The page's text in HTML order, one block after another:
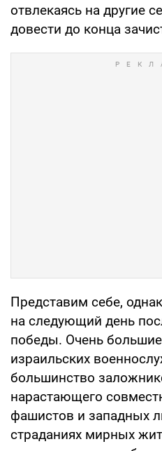
отвлекаясь на другие
довести до конца
Представим себе,
на следующий день
победы. Очень
израильских
большинство
нарастающего
фашистов и западных
страданиях мирных